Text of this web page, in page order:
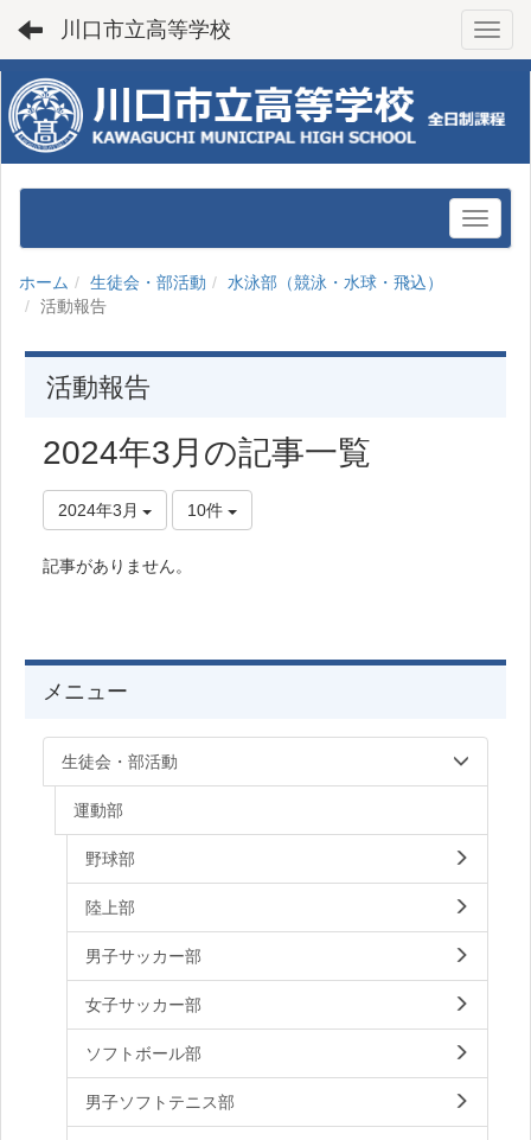
川口市立高等学校
ホーム 生徒会・部活動
水泳部（競泳・水球・飛込）
活動報告
活動報告
2024年3月の記事一覧
2024年3月 10件
記事がありません。
メニュー
生徒会・部活動
運動部
野球部
陸上部
男子サッカー部
女子サッカー部
ソフトボール部
男子ソフトテニス部